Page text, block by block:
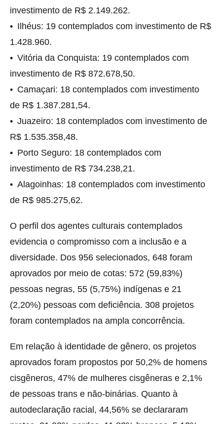
investimento de R$ 2.149.262.
• Ilhéus: 19 contemplados com investimento de R$
1.428.960.
• Vitória da Conquista: 19 contemplados com
investimento de R$ 872.678,50.
• Camaçari: 18 contemplados com investimento
de R$ 1.387.281,54.
• Juazeiro: 18 contemplados com investimento de
R$ 1.535.358,48.
• Porto Seguro: 18 contemplados com
investimento de R$ 734.238,21.
• Alagoinhas: 18 contemplados com investimento
de R$ 985.275,62.
O perfil dos agentes culturais contemplados
evidencia o compromisso com a inclusão e a
diversidade. Dos 956 selecionados, 648 foram
aprovados por meio de cotas: 572 (59,83%)
pessoas negras, 55 (5,75%) indígenas e 21
(2,20%) pessoas com deficiência. 308 projetos
foram contemplados na ampla concorrência.
Em relação à identidade de gênero, os projetos
aprovados foram propostos por 50,2% de homens
cisgêneros, 47% de mulheres cisgêneras e 2,1%
de pessoas trans e não-binárias. Quanto à
autodeclaração racial, 44,56% se declararam